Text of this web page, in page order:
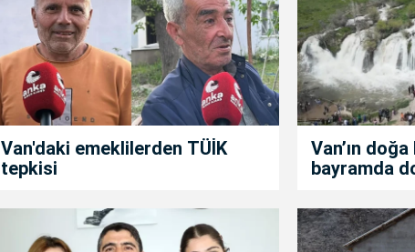
Van'daki emeklilerden TÜİK
tepkisi
Van’ın
bayramda